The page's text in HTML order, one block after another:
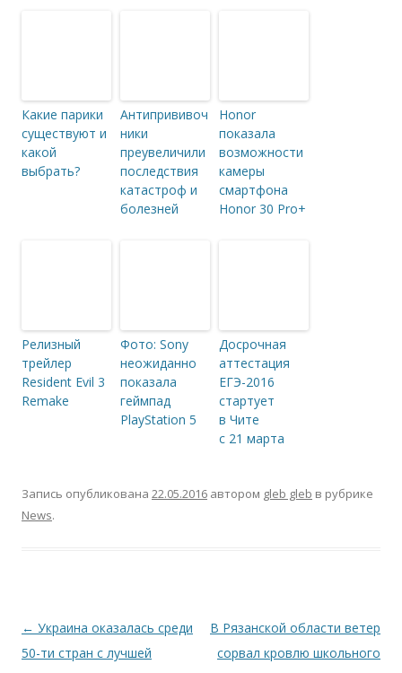
Какие парики
существуют и
какой
выбрать?
Антипрививоч
ники
преувеличили
последствия
катастроф и
болезней
Honor
показала
возможности
камеры
смартфона
Honor 30 Pro+
Релизный
трейлер
Resident Evil 3
Remake
Фото: Sony
неожиданно
показала
геймпад
PlayStation 5
Досрочная
аттестация
ЕГЭ-2016
стартует
в Чите
с 21 марта
Запись опубликована 22.05.2016 автором gleb gleb в рубрике
News.
Навигация по записям
← Украина оказалась среди
50-ти стран с лучшей
В Рязанской области ветер
сорвал кровлю школьного